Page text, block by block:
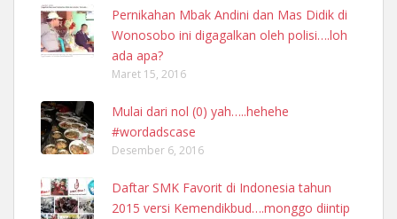
Pernikahan Mbak Andini dan Mas Didik di
Wonosobo ini digagalkan oleh polisi….loh
ada apa?
Maret 15, 2016
Mulai dari nol (0) yah…..hehehe
#wordadscase
Desember 6, 2016
Daftar SMK Favorit di Indonesia tahun
2015 versi Kemendikbud….monggo diintip